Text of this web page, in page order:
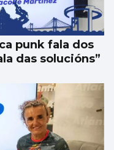
punk fala dos
das solucións”